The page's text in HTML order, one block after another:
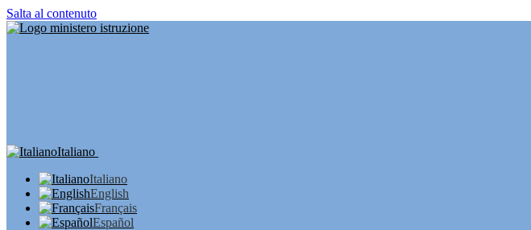
Salta al contenuto
Italiano
Italiano
English
Français
Español